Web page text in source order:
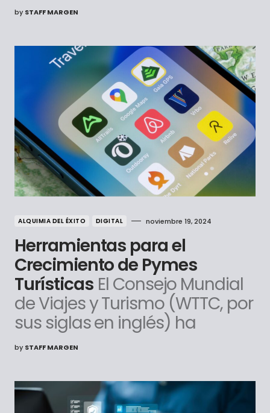
by STAFF MARGEN
ALQUIMIA DEL ÉXITO DIGITAL noviembre 19, 2024
Herramientas para el
Crecimiento de Pymes
Turísticas El Consejo Mundial
de Viajes y Turismo (WTTC, por
sus siglas en inglés) ha
by STAFF MARGEN